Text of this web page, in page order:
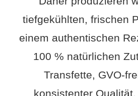
Unsere Tradition
Produktion
Ressourcen
Kostenlose Übersicht für
Deutsch
tiefgekühlten, frischen
einem authentischen
100 % natürlichen
Transfette, GVO-
konsistenter